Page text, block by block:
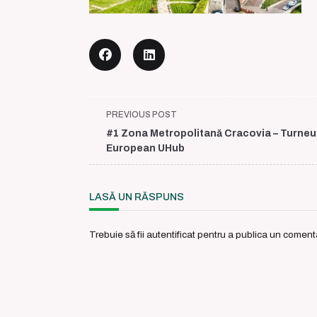
<span
class="nav-
subtitle
screen-
text">Page</span>
PREVIOUS POST
#1 Zona Metropolitană Cracovia – Turneul
European UHub
LASĂ UN RĂSPUNS
Trebuie să fii autentificat pentru a publica un